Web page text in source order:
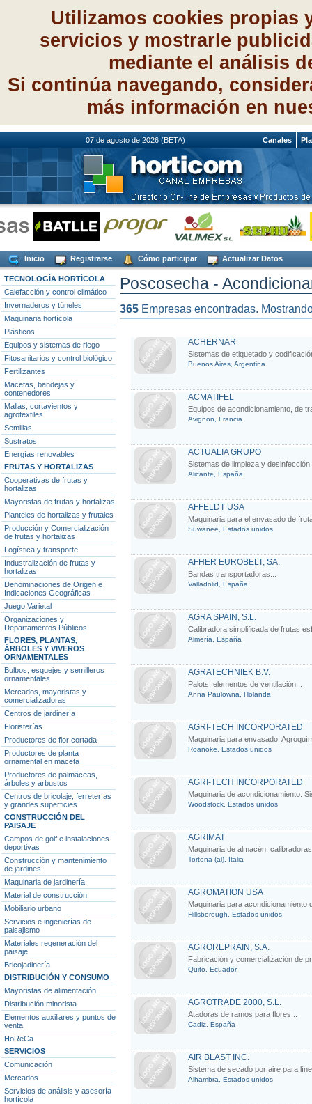
Utilizamos cookies propias
servicios y mostrarle
mediante el análisis
Si continúa navegando,
más información en
07 de agosto de 2026 (BETA) Canales
Inicio Registrarse Cómo participar Actualizar Datos
TECNOLOGÍA HORTÍCOLA
Calefacción y control climático
Invernaderos y túneles
Maquinaria hortícola
Plásticos
Equipos y sistemas de riego
Fitosanitarios y control biológico
Fertilizantes
Macetas, bandejas y
contenedores
Mallas, cortavientos y
agrotextiles
Semillas
Sustratos
Energías renovables
FRUTAS Y HORTALIZAS
Cooperativas de frutas y
hortalizas
Mayoristas de frutas y hortalizas
Planteles de hortalizas y frutales
Producción y Comercialización
de frutas y hortalizas
Logística y transporte
Industralización de frutas y
hortalizas
Denominaciones de Origen e
Indicaciones Geográficas
Juego Varietal
Organizaciones y
Departamentos Públicos
FLORES, PLANTAS,
ÁRBOLES Y VIVEROS
ORNAMENTALES
Bulbos, esquejes y semilleros
ornamentales
Mercados, mayoristas y
comercializadoras
Centros de jardinería
Floristerías
Productores de flor cortada
Productores de planta
ornamental en maceta
Productores de palmáceas,
árboles y arbustos
Centros de bricolaje, ferreterías
y grandes superficies
CONSTRUCCIÓN DEL
PAISAJE
Campos de golf e instalaciones
deportivas
Construcción y mantenimiento
de jardines
Maquinaria de jardinería
Material de construcción
Mobiliario urbano
Servicios e ingenierías de
paisajismo
Materiales regeneración del
paisaje
Bricojadinería
DISTRIBUCIÓN Y CONSUMO
Mayoristas de alimentación
Distribución minorista
Elementos auxiliares y puntos de
venta
HoReCa
SERVICIOS
Comunicación
Mercados
Servicios de análisis y asesoría
hortícola
Poscosecha -
365 Empresas encontradas.
ACHERNAR
Sistemas de etiquetado y
Buenos Aires, Argentina
ACMATIFEL
Equipos de acondicionamiento, de
Avignon, Francia
ACTUALIA GRUPO
Sistemas de limpieza y
Alicante, España
AFFELDT USA
Maquinaria para el envasado de
Suwanee, Estados unidos
AFHER EUROBELT, SA.
Bandas transportadoras...
Valladolid, España
AGRA SPAIN, S.L.
Calibradora simplificada de frutas
Almería, España
AGRATECHNIEK B.V.
Palots, elementos de ventilación...
Anna Paulowna, Holanda
AGRI-TECH INCORPORATED
Maquinaria para envasado.
Roanoke, Estados unidos
AGRI-TECH INCORPORATED
Maquinaria de acondicionamiento.
Woodstock, Estados unidos
AGRIMAT
Maquinaria de almacén:
Tortona (al), Italia
AGROMATION USA
Maquinaria para acondicionamiento
Hillsborough, Estados unidos
AGROREPRAIN, S.A.
Fabricación y comercialización de
Quito, Ecuador
AGROTRADE 2000, S.L.
Atadoras de ramos para flores...
Cadiz, España
AIR BLAST INC.
Sistema de secado por aire para
Alhambra, Estados unidos